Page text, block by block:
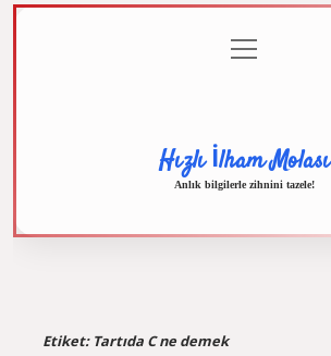
menüyü
aç
Hızlı İlham Molası
Anlık bilgilerle zihnini tazele!
Etiket: Tartıda C ne demek